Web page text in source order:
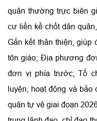
quân thường trực biên
cư liền kề chốt dân
Gắn kết thân thiện, giúp
tôn giáo; Địa phương
đơn vị phía trước; Tổ
luyện, hoạt động và bảo
quân tự vệ giai đoạn